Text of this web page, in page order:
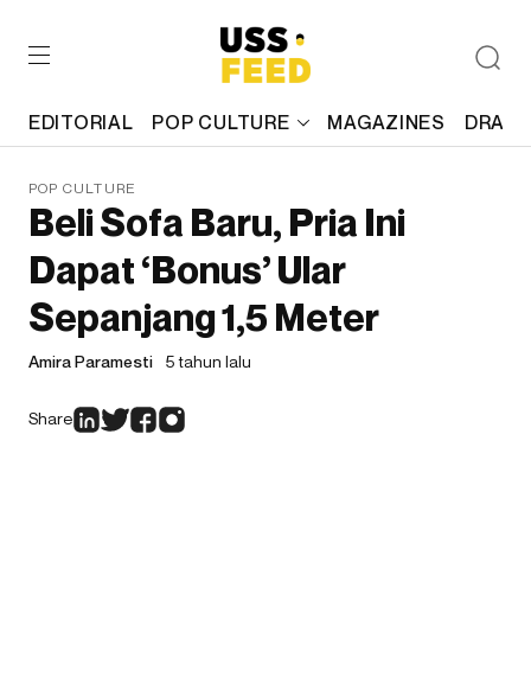
EDITORIAL POP CULTURE MAGAZINES
POP CULTURE
Beli Sofa Baru, Pria Ini
Dapat ‘Bonus’ Ular
Sepanjang 1,5 Meter
Amira Paramesti 5 tahun lalu
Share